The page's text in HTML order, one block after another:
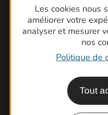
Les cookies nous
améliorer votre
analyser et mesurer
nos
Politique de
Tout
Foire